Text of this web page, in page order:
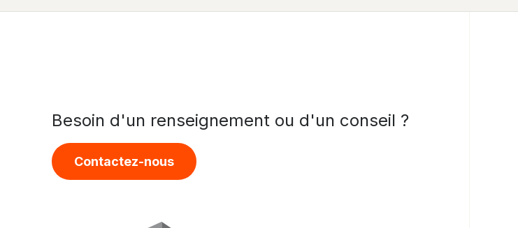
Besoin d'un renseignement ou d'un conseil ?
Contactez-nous